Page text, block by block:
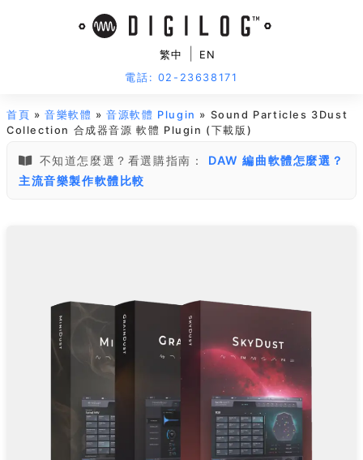
繁中
EN
電話: 02-23638171
首頁 »音樂軟體 »音源軟體 Plugin » Sound Particles 3Dust
Collection 合成器音源 軟體 Plugin (下載版)
不知道怎麼選？看選購指南：
DAW 編曲軟體怎麼選？
主流音樂製作軟體比較